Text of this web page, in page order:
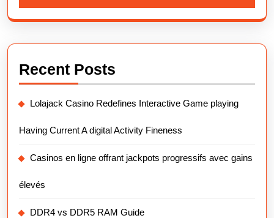
Recent Posts
Lolajack Casino Redefines Interactive Game playing
Having Current A digital Activity Fineness
Casinos en ligne offrant jackpots progressifs avec gains
élevés
DDR4 vs DDR5 RAM Guide